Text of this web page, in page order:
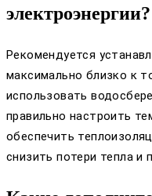
электроэнергии?
Рекомендуется
максимально близко к
использовать
правильно настроить
обеспечить
снизить потери тепла и